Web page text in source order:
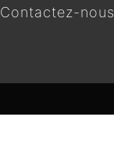
Contactez-nous